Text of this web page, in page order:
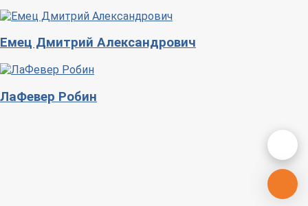
Емец Дмитрий Александрович
ЛаФевер Робин